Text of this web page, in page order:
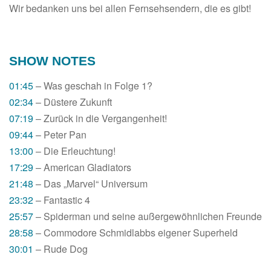
Wir bedanken uns bei allen Fernsehsendern, die es gibt!
SHOW NOTES
01:45– Was geschah in Folge 1?
02:34– Düstere Zukunft
07:19– Zurück in die Vergangenheit!
09:44– Peter Pan
13:00 – Die Erleuchtung!
17:29– American Gladiators
21:48 – Das „Marvel“ Universum
23:32– Fantastic 4
25:57– Spiderman und seine außergewöhnlichen Freunde
28:58 – Commodore Schmidlabbs eigener Superheld
30:01 – Rude Dog